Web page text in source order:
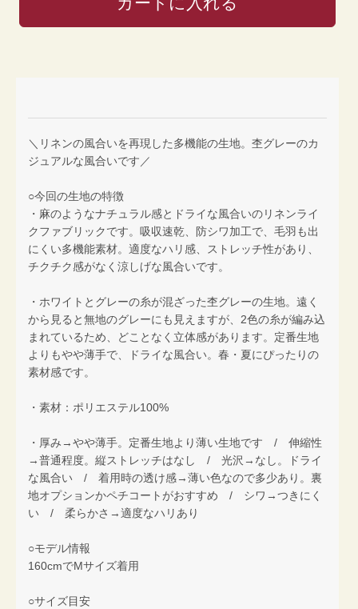
＼リネンの風合いを再現した多機能の生地。杢グレーのカ
ジュアルな風合いです／
○今回の生地の特徴
・麻のようなナチュラル感とドライな風合いのリネンライ
クファブリックです。吸収速乾、防シワ加工で、毛羽も出
にくい多機能素材。適度なハリ感、ストレッチ性があり、
チクチク感がなく涼しげな風合いです。
・ホワイトとグレーの糸が混ざった杢グレーの生地。遠く
から見ると無地のグレーにも見えますが、2色の糸が編み込
まれているため、どことなく立体感があります。定番生地
よりもやや薄手で、ドライな風合い。春・夏にぴったりの
素材感です。
・素材：ポリエステル100%
・厚み→やや薄手。定番生地より薄い生地です / 伸縮性
→普通程度。縦ストレッチはなし / 光沢→なし。ドライ
な風合い / 着用時の透け感→薄い色なので多少あり。裏
地オプションかペチコートがおすすめ / シワ→つきにく
い / 柔らかさ→適度なハリあり
○モデル情報
160cmでMサイズ着用
○サイズ目安